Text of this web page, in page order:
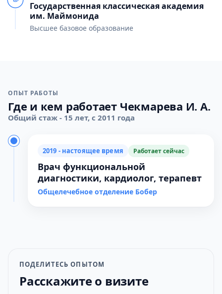
Государственная классическая академия
им. Маймонида
Высшее базовое образование
ОПЫТ РАБОТЫ
Где и кем работает Чекмарева И. А.
Общий стаж - 15 лет, с 2011 года
2019 - настоящее время Работает сейчас
Врач функциональной
диагностики, кардиолог, терапевт
Общелечебное отделение Бобер
ПОДЕЛИТЕСЬ ОПЫТОМ
Расскажите о визите